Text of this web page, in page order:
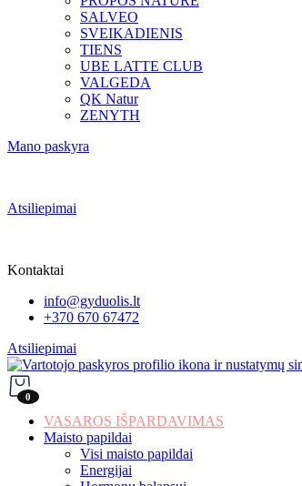
SALVEO
SVEIKADIENIS
TIENS
UBE LATTE CLUB
VALGEDA
QK Natur
ZENYTH
Mano paskyra
Atsiliepimai
Kontaktai
info@gyduolis.lt
+370 670 67472
Atsiliepimai
0
VASAROS IŠPARDAVIMAS
Maisto papildai
Visi maisto papildai
Energijai